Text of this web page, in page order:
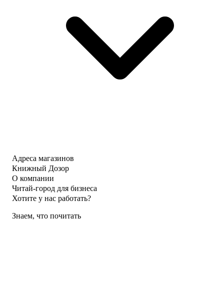
Адреса магазинов
Книжный Дозор
О компании
Читай-город для бизнеса
Хотите у нас работать?
Знаем, что почитать